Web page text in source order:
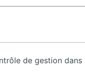
de gestion dans